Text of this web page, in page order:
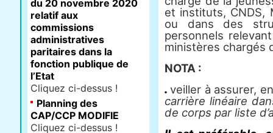
et instituts, CNDS,
ou dans des
personnels
ministères chargés
NOTA :
veiller à assurer,
carrière linéaire
de corps par liste
du 20 novembre 2020
relatif aux
commissions
administratives
paritaires dans la
fonction publique de
l’Etat
Cliquez ci-dessus !
Planning des
CAP/CCP MODIFIE
Cliquez ci-dessus !